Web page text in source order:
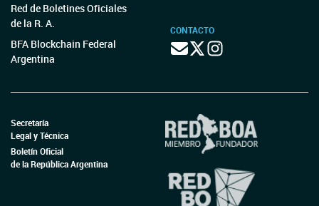
Red de Boletines Oficiales
de la R. A.
BFA Blockchain Federal
Argentina
CONTACTO
Secretaría
Legal y Técnica
Boletín Oficial
de la República Argentina